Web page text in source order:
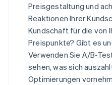
Preisgestaltung und
Reaktionen Ihrer
Kundschaft für die von
Preispunkte? Gibt es
Verwenden Sie A/B-
sehen, was sich
Optimierungen